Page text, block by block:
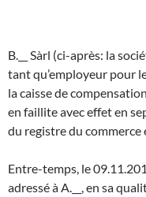
B.__ Sàrl (ci-après: la
tant qu’employeur pour
la caisse de
en faillite avec effet en
du registre du commerce
Entre-temps, le
adressé à A.__, en sa